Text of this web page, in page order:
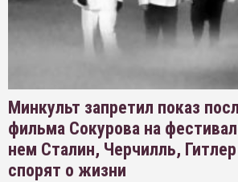
Минкульт запретил показ
фильма Сокурова на
нем Сталин, Черчилль,
спорят о жизни